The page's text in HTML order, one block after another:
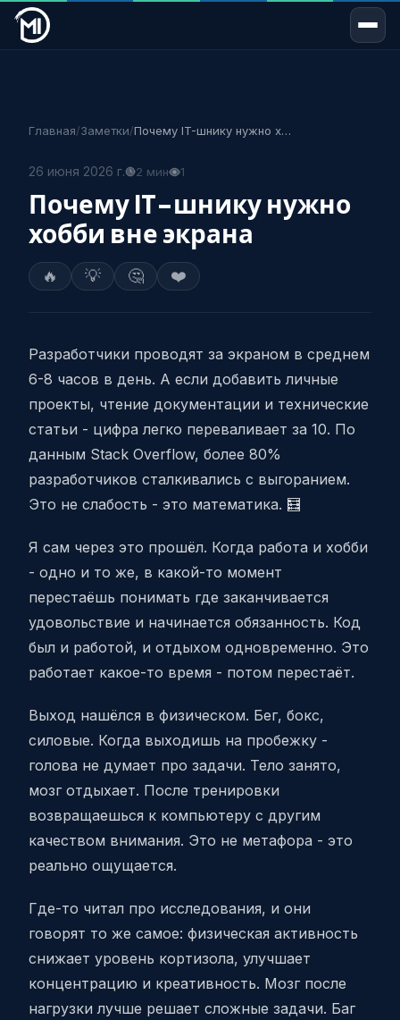
Главная/Заметки/ Почему IT-шнику нужно хобби вне экрана
26 июня 2026 г. 2 мин 1
Почему IT-шнику нужно
хобби вне экрана
🔥 💡 🤔 ❤️
Разработчики проводят за экраном в среднем
6-8 часов в день. А если добавить личные
проекты, чтение документации и технические
статьи - цифра легко переваливает за 10. По
данным Stack Overflow, более 80%
разработчиков сталкивались с выгоранием.
Это не слабость - это математика. 🧮
Я сам через это прошёл. Когда работа и хобби
- одно и то же, в какой-то момент
перестаёшь понимать где заканчивается
удовольствие и начинается обязанность. Код
был и работой, и отдыхом одновременно. Это
работает какое-то время - потом перестаёт.
Выход нашёлся в физическом. Бег, бокс,
силовые. Когда выходишь на пробежку -
голова не думает про задачи. Тело занято,
мозг отдыхает. После тренировки
возвращаешься к компьютеру с другим
качеством внимания. Это не метафора - это
реально ощущается.
Где-то читал про исследования, и они
говорят то же самое: физическая активность
снижает уровень кортизола, улучшает
концентрацию и креативность. Мозг после
нагрузки лучше решает сложные задачи. Баг